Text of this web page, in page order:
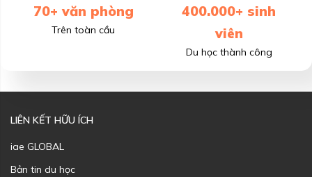
70+ văn phòng
Trên toàn cầu
400.000+ sinh
viên
Du học thành công
LIÊN KẾT HỮU ÍCH
iae GLOBAL
Bản tin du học